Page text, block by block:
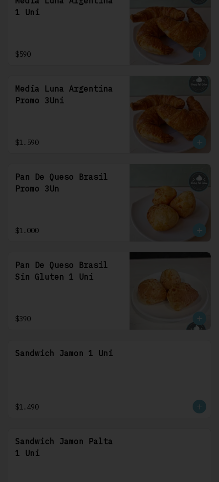
1 Uni
$590
Media Luna Argentina
Promo 3Uni
$1.590
Pan De Queso Brasil
Promo 3Un
$1.000
Pan De Queso Brasil
Sin Gluten 1 Uni
$390
Sandwich Jamon 1 Uni
$1.490
Sandwich Jamon Palta
1 Uni